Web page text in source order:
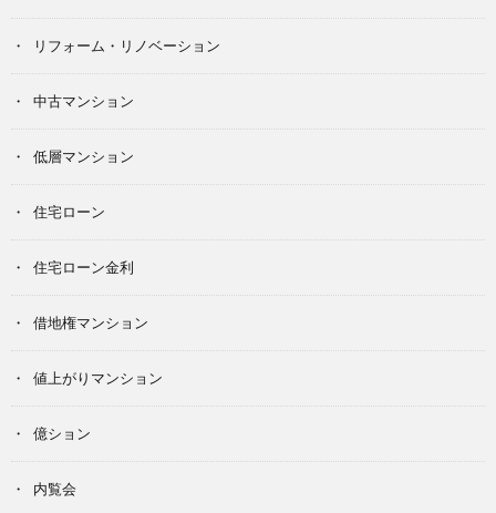
リフォーム・リノベーション
中古マンション
低層マンション
住宅ローン
住宅ローン金利
借地権マンション
値上がりマンション
億ション
内覧会